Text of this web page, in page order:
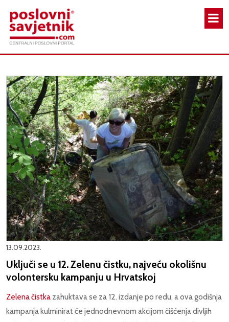
13.09.2023.
Uključi se u 12. Zelenu čistku, najveću okolišnu
volontersku kampanju u Hrvatskoj
Zelena čistka zahuktava se za 12. izdanje po redu, a ova godišnja
kampanja kulminirat će jednodnevnom akcijom čišćenja divljih